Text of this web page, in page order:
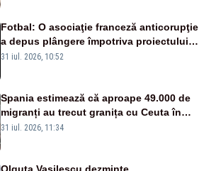
Fotbal: O asociaţie franceză anticorupţie
a depus plângere împotriva proiectului
FIFA
31 iul. 2026, 10:52
Spania estimează că aproape 49.000 de
migranți au trecut granița cu Ceuta în
ultimele 24 de ore. Bilanțul morților a
31 iul. 2026, 11:34
Olguța Vasilescu dezminte